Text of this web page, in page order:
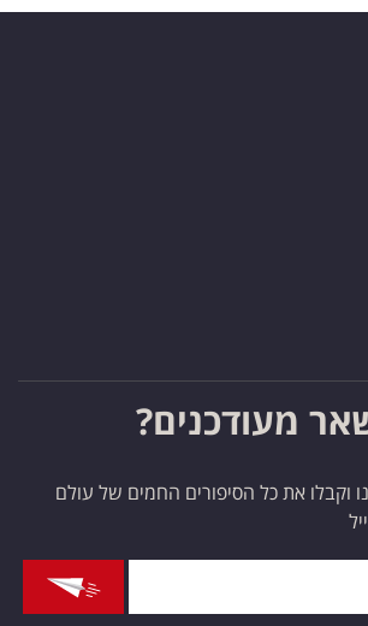
מעודכנים?
וקבלו את כל הסיפורים החמים של עולם